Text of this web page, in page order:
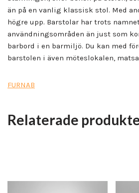
än på en vanlig klassisk stol. Med
högre upp. Barstolar har trots
användningsområden än just som
barbord i en barmiljö. Du kan med
barstolen i även möteslokalen,
FURNAB
Relaterade